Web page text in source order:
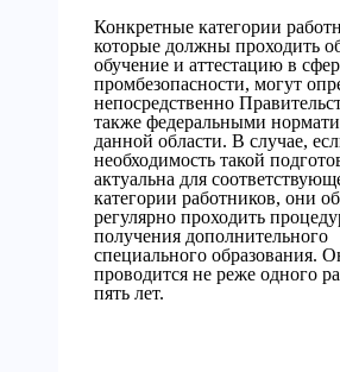
Конкретные категории
которые должны проходить
обучение и аттестацию в
промбезопасности, могут
непосредственно
также федеральными
данной области. В случае,
необходимость такой
актуальна для
категории работников, они
регулярно проходить
получения дополнительного
специального образования.
проводится не реже одного
пять лет.